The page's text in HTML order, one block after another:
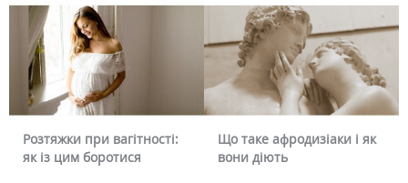
Розтяжки при вагітності:
як із цим боротися
Що таке афродизіаки і як
вони діють